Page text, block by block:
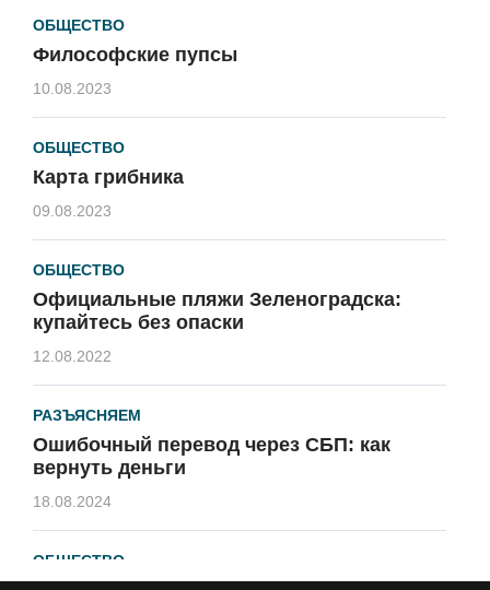
ОБЩЕСТВО
Философские пупсы
10.08.2023
ОБЩЕСТВО
Карта грибника
09.08.2023
ОБЩЕСТВО
Официальные пляжи Зеленоградска:
купайтесь без опаски
12.08.2022
РАЗЪЯСНЯЕМ
Ошибочный перевод через СБП: как
вернуть деньги
18.08.2024
ОБЩЕСТВО